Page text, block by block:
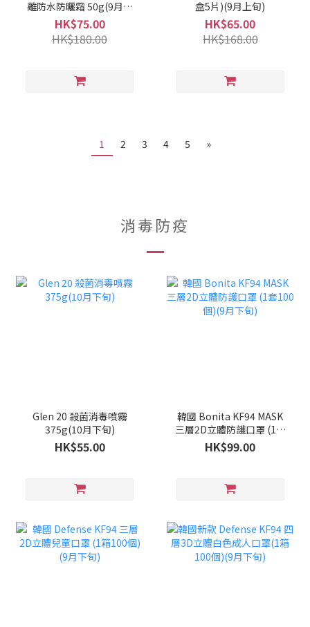
離防水防曬霜 50g(9月上
旬)
HK$75.00
HK$180.00
盒5片)(9月上旬)
HK$65.00
HK$168.00
1 2 3 4 5 »
消毒防疫
Glen 20 殺菌消毒噴霧
375g(10月下旬)
HK$55.00
韓國 Bonita KF94 MASK
三層2D立體防護口罩 (1套
100個)(9月下旬)
HK$99.00